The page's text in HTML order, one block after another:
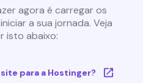
agora é carregar os
a sua jornada. Veja
isto abaixo:
para a Hostinger?